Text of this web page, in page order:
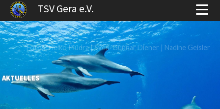
TSV Gera e.V.
Fotos: Heiko Pludra | Sven-Gunnar Diener | Nadine Geisler
AKTUELLES